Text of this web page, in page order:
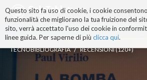
Questo sito fa uso di cookie, i cookie
funzionalità che migliorano la tua fruizione del
sito, verrà accettato l'uso dei cookie in
linee guida. Per saperne di più clicca qui.
ai
contenuti.
|
alla
navigazione
TECNOBIBLIOGRAFIA / RECENSIONI (120+)